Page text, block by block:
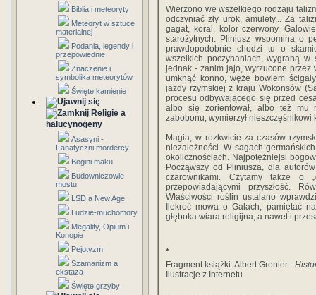
Biblia i meteoryty
Meteoryt w sztuce
materialnej
Podania, legendy i
przepowiednie
Znaczenie i
symbolika meteorytów
Święte kamienie
Religie a
halucynogeny
Asasyni -
Fanatyczni mordercy
Bogini maku
Budowniczowie
mostu
LSD a New Age
Ludzie-muchomory
Megality, Opium i
Konopie
Pejotyzm
Szamanizm a
ekstaza
Święte grzyby
Wierzono we wszelkiego rodzaju
odczyniać zły urok, amulety... Za
gagat, koral, kolor czerwony.
starożytnych. Pliniusz wspomina o
prawdopodobnie chodzi tu o
wszelkich poczynaniach, wygraną w
jednak - zanim jajo, wyrzucone przez
umknąć konno, węże bowiem
jazdy rzymskiej z kraju Wokonsów
procesu odbywającego się przed
albo się zorientował, albo też mu
zabobonu, wymierzył nieszczęśnikowi
Magia, w rozkwicie za czasów
niezależności. W sagach
okolicznościach. Najpotężniejsi
Począwszy od Pliniusza, dla
czarownikami. Czytamy także o
przepowiadającymi przyszłość.
Właściwości roślin ustalano
Ilekroć mowa o Galach, pamiętać
głęboka wiara religijna, a nawet i
*
Fragment książki: Albert Grenier -
Ilustracje z Internetu